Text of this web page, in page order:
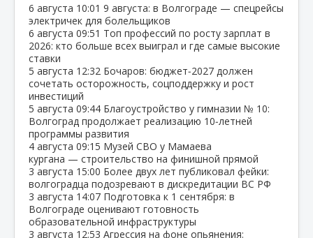
6 августа 10:01 9 августа: в Волгограде — спецрейсы
электричек для болельщиков
6 августа 09:51 Топ профессий по росту зарплат в
2026: кто больше всех выиграл и где самые высокие
ставки
5 августа 12:32 Бочаров: бюджет‑2027 должен
сочетать осторожность, соцподдержку и рост
инвестиций
5 августа 09:44 Благоустройство у гимназии № 10:
Волгоград продолжает реализацию 10‑летней
программы развития
4 августа 09:15 Музей СВО у Мамаева
кургана — строительство на финишной прямой
3 августа 15:00 Более двух лет публиковал фейки:
волгоградца подозревают в дискредитации ВС РФ
3 августа 14:07 Подготовка к 1 сентября: в
Волгограде оценивают готовность
образовательной инфраструктуры
3 августа 12:53 Агрессия на фоне опьянения: